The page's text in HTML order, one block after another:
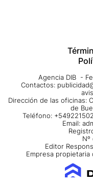
Agencia DIB -
Contactos:
Dirección de las oficinas:
de
Teléfono:
Email:
Editor
Empresa propietaria